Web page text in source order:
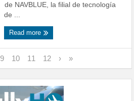
de NAVBLUE, la filial de tecnología
de ...
Read more
9 10 11 12 › »